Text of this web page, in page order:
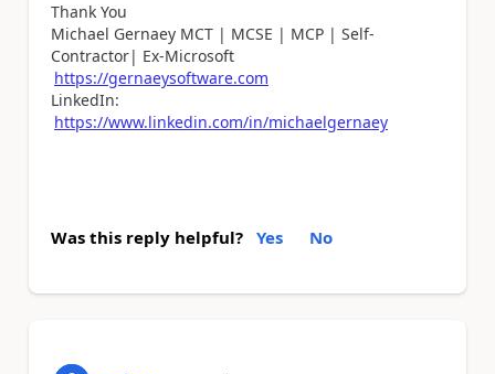
Thank You
Michael Gernaey MCT | MCSE | MCP | Self-
Contractor| Ex-Microsoft
https://gernaeysoftware.com
LinkedIn:
https://www.linkedin.com/in/michaelgernaey
Was this reply helpful? Yes No